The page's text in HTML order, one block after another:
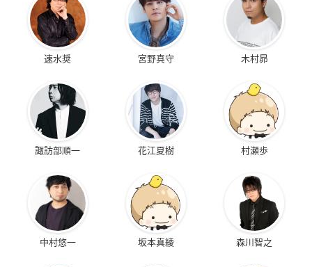
速水奨 宮野真守 木村昴
諏訪部順一 花江夏樹 村瀬歩
中村悠一 坂本真綾 森川智之